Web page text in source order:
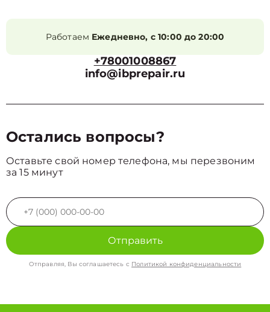
Работаем Ежедневно, с 10:00 до 20:00
+78001008867
info@ibprepair.ru
Остались вопросы?
Оставьте свой номер телефона, мы перезвоним
за 15 минут
Отправить
Отправляя, Вы соглашаетесь с Политикой конфиденциальности